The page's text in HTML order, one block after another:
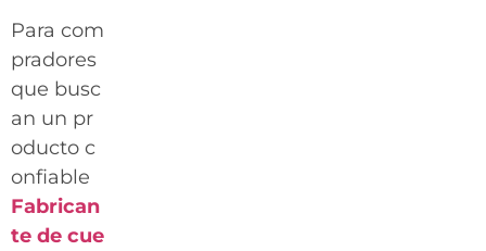
Para com
pradores
que busc
an un pr
oducto c
onfiable
Fabrican
te de cue